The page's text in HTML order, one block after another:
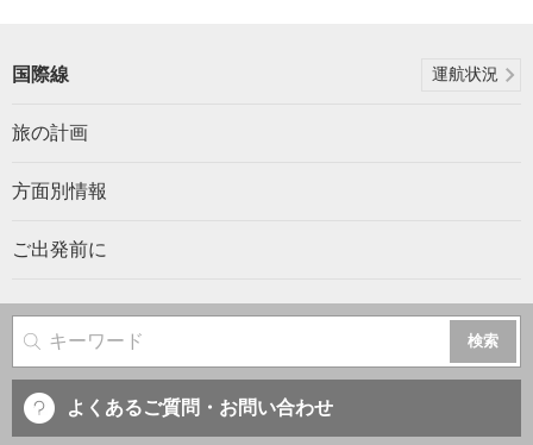
国際線 運航状況
旅の計画
方面別情報
ご出発前に
サイト内検索
よくあるご質問・お問い合わせ